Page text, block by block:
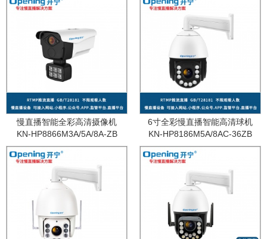
慢直播智能全彩高清摄像机
KN-HP8866M3A/5A/8A-ZB
6寸全彩慢直播智能高清球机
KN-HP8186M5A/8AC-36ZB